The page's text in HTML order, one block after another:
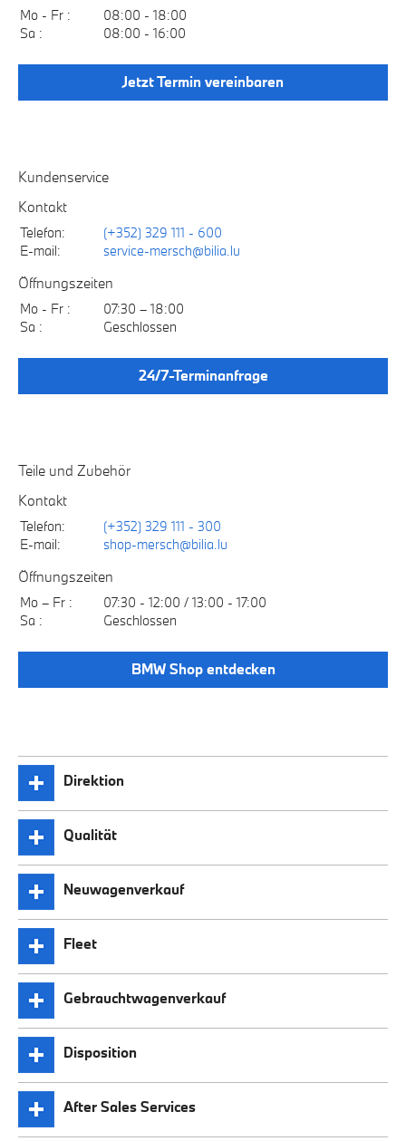
Mo - Fr :
08:00 - 18:00
Sa :
08:00 - 16:00
Jetzt Termin vereinbaren
Kundenservice
Kontakt
Telefon:
(+352) 329 111 - 600
E-mail:
service-mersch@bilia.lu
Öffnungszeiten
Mo - Fr :
07:30 – 18:00
Sa :
Geschlossen
24/7-Terminanfrage
Teile und Zubehör
Kontakt
Telefon:
(+352) 329 111 - 300
E-mail:
shop-mersch@bilia.lu
Öffnungszeiten
Mo – Fr :
07:30 - 12:00 / 13:00 - 17:00
Sa :
Geschlossen
BMW Shop entdecken
Direktion
Qualität
Neuwagenverkauf
Fleet
Gebrauchtwagenverkauf
Disposition
After Sales Services